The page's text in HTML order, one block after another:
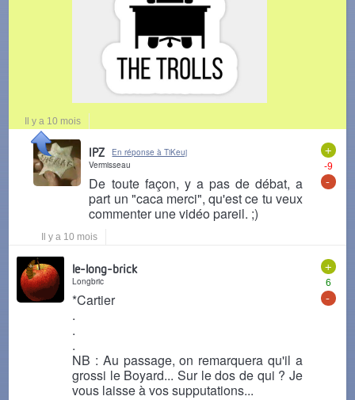
Il y a 10 mois
+
-9
-
IPZ
En réponse à TiKeuj
Vermisseau
De toute façon, y a pas de débat, a
part un "caca merci", qu'est ce tu veux
commenter une vidéo pareil. ;)
Il y a 10 mois
+
6
-
le-long-brick
Longbric
*Cartier
.
.
.
NB : Au passage, on remarquera qu'il a
grossi le Boyard... Sur le dos de qui ? Je
vous laisse à vos supputations...